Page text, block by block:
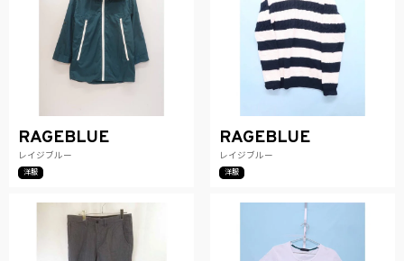
RAGEBLUE
レイジブルー
洋服
RAGEBLUE
レイジブルー
洋服